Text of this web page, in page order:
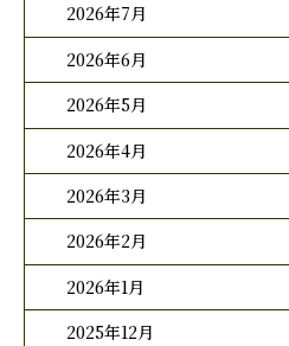
2026年7月
2026年6月
2026年5月
2026年4月
2026年3月
2026年2月
2026年1月
2025年12月